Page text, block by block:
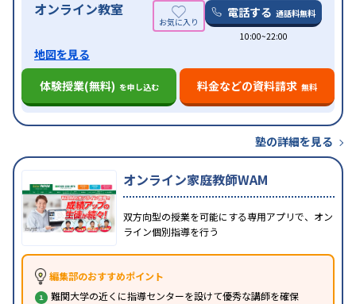
オンライン教室 電話する 通話料無料
10:00~22:00
地図を見る
体験授業(無料) を申し込む 料金などの資料請求 無料
塾の詳細を見る
オンライン家庭教師WAM
双方向型の授業を可能にする専用アプリで、オン
ライン個別指導を行う
編集部のおすすめポイント
難関大学の近くに指導センターを設けて優秀な講師を確保